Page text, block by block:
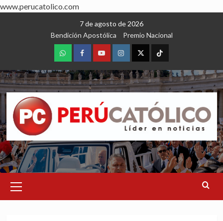
www.perucatolico.com
7 de agosto de 2026
Bendición Apostólica
Premio Nacional
WhatsAppFacebookYoutubeInstagram
X TikTok
Menu